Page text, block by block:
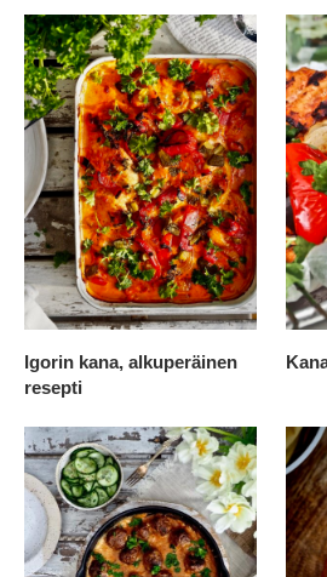
Igorin kana, alkuperäinen
resepti